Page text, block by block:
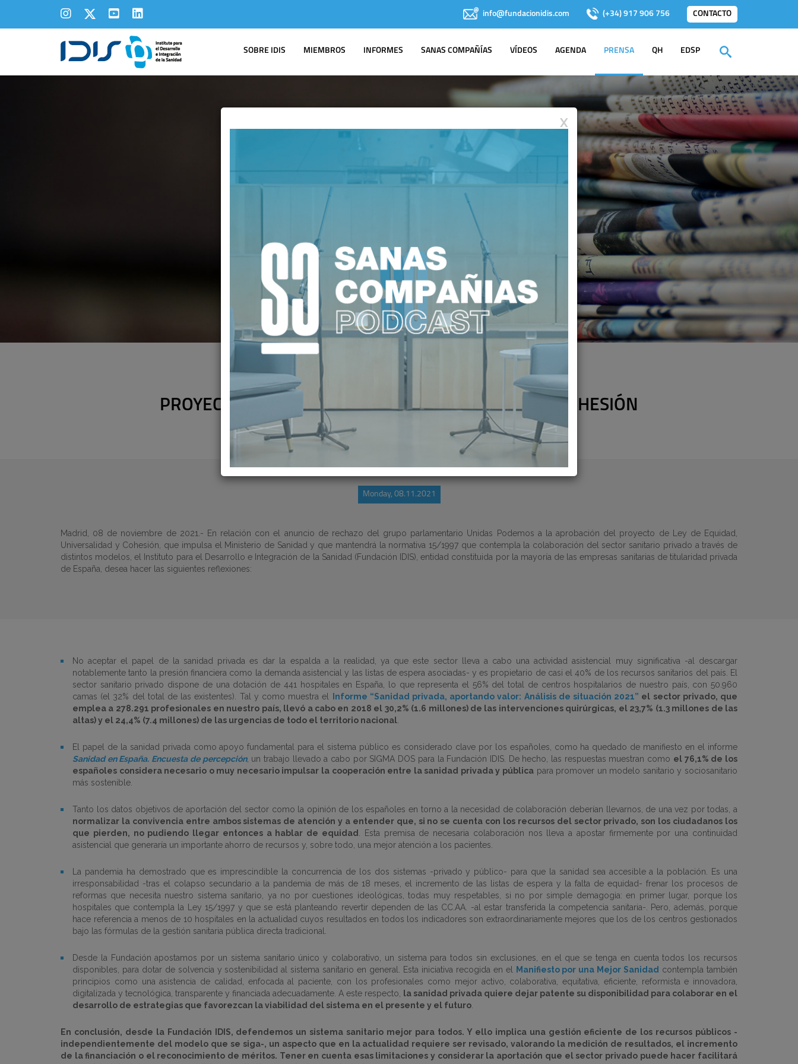
info@fundacionidis.com (+34) 917 906 756 CONTACTO
SOBRE IDIS MIEMBROS INFORMES SANAS COMPAÑÍAS VÍDEOS AGENDA PRENSA QH EDSP
COMUNICADOS
PROYECTO DE LEY DE EQUIDAD, UNIVERSALIDAD Y COHESIÓN
Monday, 08.11.2021
Madrid, 08 de noviembre de 2021.- En relación con el anuncio de rechazo del grupo parlamentario Unidas Podemos a la aprobación del proyecto de Ley de Equidad,
Universalidad y Cohesión, que impulsa el Ministerio de Sanidad y que mantendrá la normativa 15/1997 que contempla la colaboración del sector sanitario privado a través de
distintos modelos, el Instituto para el Desarrollo e Integración de la Sanidad (Fundación IDIS), entidad constituida por la mayoría de las empresas sanitarias de titularidad privada
de España, desea hacer las siguientes reflexiones:
No aceptar el papel de la sanidad privada es dar la espalda a la realidad, ya que este sector lleva a cabo una actividad asistencial muy significativa -al descargar
notablemente tanto la presión financiera como la demanda asistencial y las listas de espera asociadas- y es propietario de casi el 40% de los recursos sanitarios del país. El
sector sanitario privado dispone de una dotación de 441 hospitales en España, lo que representa el 56% del total de centros hospitalarios de nuestro país, con 50.960
camas (el 32% del total de las existentes). Tal y como muestra el
Informe “Sanidad privada, aportando valor: Análisis de situación 2021” el sector privado, que
emplea a 278.291 profesionales en nuestro país, llevó a cabo en 2018 el 30,2% (1.6 millones) de las intervenciones quirúrgicas, el 23,7% (1.3 millones de las
altas) y el 24,4% (7.4 millones) de las urgencias de todo el territorio nacional
El papel de la sanidad privada como apoyo fundamental para el sistema público es considerado clave por los españoles, como ha quedado de manifiesto en el informe
Sanidad en España. Encuesta de percepción, un trabajo llevado a cabo por SIGMA DOS para la Fundación IDIS. De hecho, las respuestas muestran como el 76,1% de los
españoles considera necesario o muy necesario impulsar la cooperación entre la sanidad privada y pública para promover un modelo sanitario y sociosanitario
más sostenible.
Tanto los datos objetivos de aportación del sector como la opinión de los españoles en torno a la necesidad de colaboración deberían llevarnos, de una vez por todas, a
normalizar la convivencia entre ambos sistemas de atención y a entender que, si no se cuenta con los recursos del sector privado, son los ciudadanos los
que pierden, no pudiendo llegar entonces a hablar de equidad
. Esta premisa de necesaria colaboración nos lleva a apostar firmemente por una continuidad
asistencial que generaría un importante ahorro de recursos y, sobre todo, una mejor atención a los pacientes.
La pandemia ha demostrado que es imprescindible la concurrencia de los dos sistemas -privado y público- para que la sanidad sea accesible a la población. Es una
irresponsabilidad -tras el colapso secundario a la pandemia de más de 18 meses, el incremento de las listas de espera y la falta de equidad- frenar los procesos de
reformas que necesita nuestro sistema sanitario, ya no por cuestiones ideológicas, todas muy respetables, si no por simple demagogia: en primer lugar, porque los
hospitales que contempla la Ley 15/1997 y que se está planteando revertir dependen de las CC.AA. -al estar transferida la competencia sanitaria-. Pero, además, porque
hace referencia a menos de 10 hospitales en la actualidad cuyos resultados en todos los indicadores son extraordinariamente mejores que los de los centros gestionados
bajo las fórmulas de la gestión sanitaria pública directa tradicional.
Desde la Fundación apostamos por un sistema sanitario único y colaborativo, un sistema para todos sin exclusiones, en el que se tenga en cuenta todos los recursos
disponibles, para dotar de solvencia y sostenibilidad al sistema sanitario en general. Esta iniciativa recogida en el
Manifiesto por una Mejor Sanidad contempla también
principios como una asistencia de calidad, enfocada al paciente, con los profesionales como mejor activo, colaborativa, equitativa, eficiente, reformista e innovadora,
digitalizada y tecnológica, transparente y financiada adecuadamente. A este respecto,
la sanidad privada quiere dejar patente su disponibilidad para colaborar en el
desarrollo de estrategias que favorezcan la viabilidad del sistema en el presente y el futuro
En conclusión, desde la Fundación IDIS, defendemos un sistema sanitario mejor para todos. Y ello implica una gestión eficiente de los recursos públicos -
independientemente del modelo que se siga-, un aspecto que en la actualidad requiere ser revisado, valorando la medición de resultados, el incremento
de la financiación o el reconocimiento de méritos. Tener en cuenta esas limitaciones y considerar la aportación que el sector privado puede hacer facilitará
X